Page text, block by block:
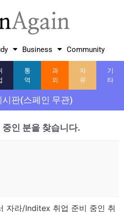
Business Community
통
역
과
외
자
유
기
타
시판(스페인 무관)
인 분을 찾습니다.
자라/Inditex 취업 준비 중인 취